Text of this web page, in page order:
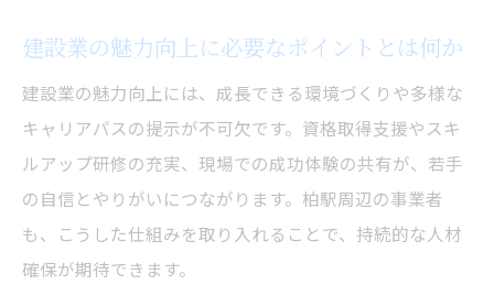
建設業の魅力向上に必要なポイントとは何か
建設業の魅力向上には、成長できる環境づくりや多様な
キャリアパスの提示が不可欠です。資格取得支援やスキ
ルアップ研修の充実、現場での成功体験の共有が、若手
の自信とやりがいにつながります。柏駅周辺の事業者
も、こうした仕組みを取り入れることで、持続的な人材
確保が期待できます。